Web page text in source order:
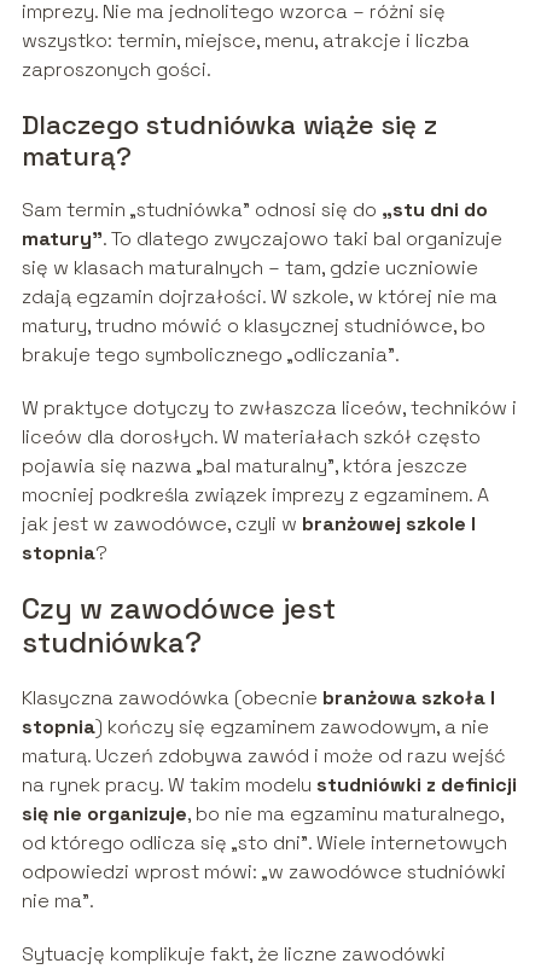
imprezy. Nie ma jednolitego wzorca – różni się
wszystko: termin, miejsce, menu, atrakcje i liczba
zaproszonych gości.
Dlaczego studniówka wiąże się z
maturą?
Sam termin „studniówka” odnosi się do „stu dni do
matury”. To dlatego zwyczajowo taki bal organizuje
się w klasach maturalnych – tam, gdzie uczniowie
zdają egzamin dojrzałości. W szkole, w której nie ma
matury, trudno mówić o klasycznej studniówce, bo
brakuje tego symbolicznego „odliczania”.
W praktyce dotyczy to zwłaszcza liceów, techników i
liceów dla dorosłych. W materiałach szkół często
pojawia się nazwa „bal maturalny”, która jeszcze
mocniej podkreśla związek imprezy z egzaminem. A
jak jest w zawodówce, czyli w branżowej szkole I
stopnia?
Czy w zawodówce jest
studniówka?
Klasyczna zawodówka (obecnie branżowa szkoła I
stopnia) kończy się egzaminem zawodowym, a nie
maturą. Uczeń zdobywa zawód i może od razu wejść
na rynek pracy. W takim modelu studniówki z definicji
się nie organizuje, bo nie ma egzaminu maturalnego,
od którego odlicza się „sto dni”. Wiele internetowych
odpowiedzi wprost mówi: „w zawodówce studniówki
nie ma”.
Sytuację komplikuje fakt, że liczne zawodówki